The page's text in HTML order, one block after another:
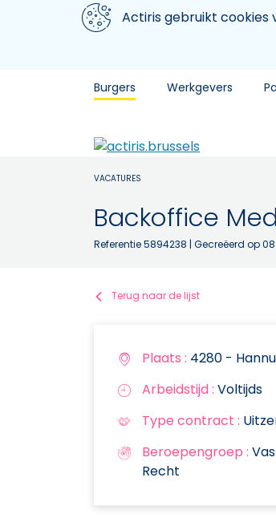
Aller au contenu principal
We gebruiken cookiesActiris gebruikt cookies
Burgers Werkgevers
VACATURES
Backoffice
Referentie 5894238 | Gecreëerd op
Terug naar de lijst
Plaats : 4280 -
Arbeidstijd : Voltijds
Type contract :
Beroepengroep :
Recht